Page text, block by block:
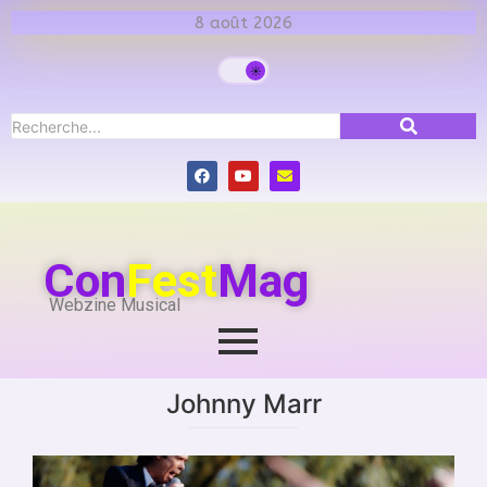
8 août 2026
ConFestMag
Webzine Musical
Johnny Marr